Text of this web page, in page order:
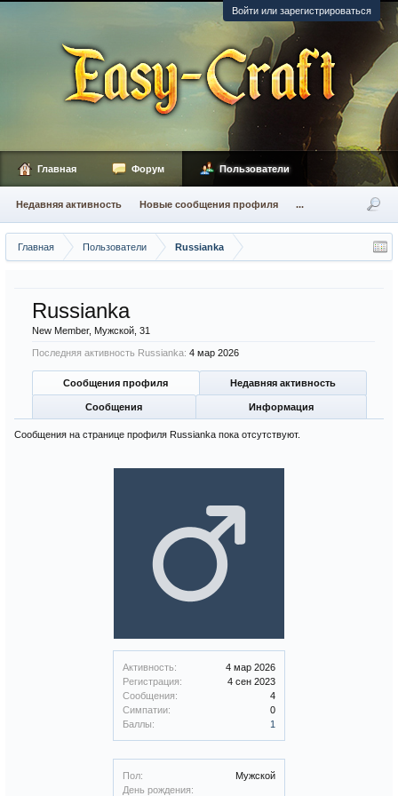
Войти или зарегистрироваться
Главная Пользователи Russianka
Активность:
4 мар 2026
Регистрация:
4 сен 2023
Сообщения:
4
Симпатии:
0
Баллы:
1
Пол:
Мужской
День рождения:
Russianka
New Member, Мужской, 31
Последняя активность Russianka: 4 мар 2026
Сообщения профиля Недавняя активность
Сообщения Информация
Сообщения на странице профиля Russianka пока отсутствуют.
Главная Форум Пользователи
Недавняя активность Новые сообщения профиля ...